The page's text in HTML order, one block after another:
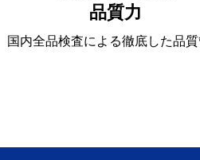
品質力
国内全品検査による徹底した品